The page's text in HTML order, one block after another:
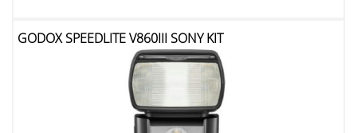
GODOX SPEEDLITE V860III SONY KIT